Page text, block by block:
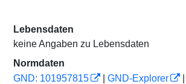
Lebensdaten
keine Angaben zu Lebensdaten
Normdaten
GND: 101957815
GND-Explorer